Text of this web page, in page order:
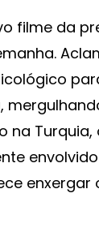
filme da
na